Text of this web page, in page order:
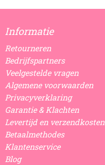
Informatie
Retourneren
Bedrijfspartners
Veelgestelde vragen
Algemene voorwaarden
Privacyverklaring
Garantie & Klachten
Levertijd en verzendkosten
Betaalmethodes
Klantenservice
Blog